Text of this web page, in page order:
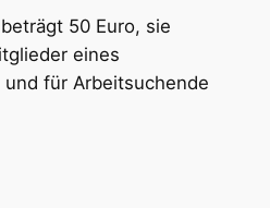
50 Euro, sie
eines
für Arbeitsuchende